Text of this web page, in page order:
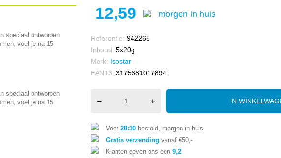
speciaal ontworpen
voel je na 15
speciaal ontworpen
voel je na 15
12,59 morgen in huis
Referentie: 942265
Inhoud: 5x20g
Merk: Isostar
EAN13: 3175681017894
– + IN
Voor 20:30 besteld, morgen in huis
Gratis verzending vanaf €50,-
Klanten geven ons een 9,2